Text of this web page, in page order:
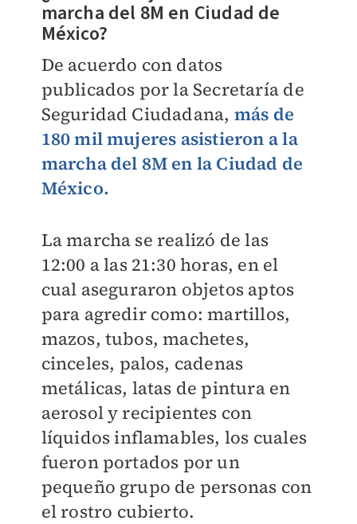
marcha del 8M en Ciudad de
México?
De acuerdo con datos
publicados por la Secretaría de
Seguridad Ciudadana, más de
180 mil mujeres asistieron a la
marcha del 8M en la Ciudad de
México.
La marcha se realizó de las
12:00 a las 21:30 horas, en el
cual aseguraron objetos aptos
para agredir como: martillos,
mazos, tubos, machetes,
cinceles, palos, cadenas
metálicas, latas de pintura en
aerosol y recipientes con
líquidos inflamables, los cuales
fueron portados por un
pequeño grupo de personas con
el rostro cubierto.